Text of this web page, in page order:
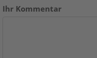
Ihr Kommentar